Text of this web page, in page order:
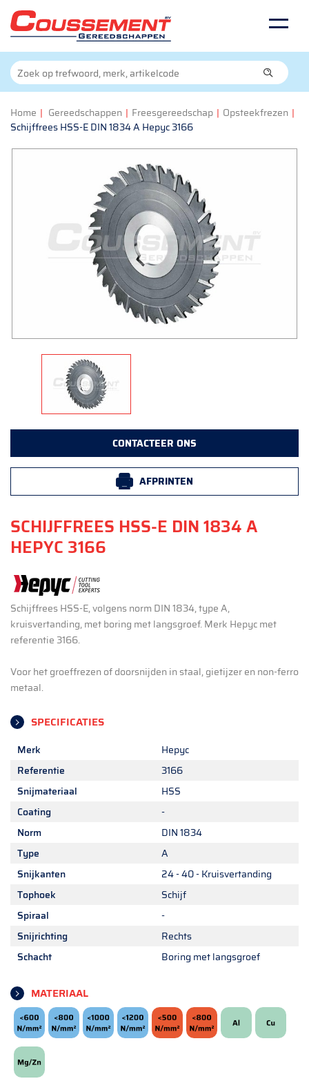
Home | Gereedschappen | Freesgereedschap | Opsteekfrezen |
Schijffrees HSS-E DIN 1834 A Hepyc 3166
CONTACTEER ONS
AFPRINTEN
SCHIJFFREES HSS-E DIN 1834 A
HEPYC 3166
Schijffrees HSS-E, volgens norm DIN 1834, type A,
kruisvertanding, met boring met langsgroef. Merk Hepyc met
referentie 3166.
Voor het groeffrezen of doorsnijden in staal, gietijzer en non-ferro
metaal.
SPECIFICATIES
Merk
Hepyc
Referentie
3166
Snijmateriaal
HSS
Coating
-
Norm
DIN 1834
Type
A
Snijkanten
24 - 40 - Kruisvertanding
Tophoek
Schijf
Spiraal
-
Snijrichting
Rechts
Schacht
Boring met langsgroef
MATERIAAL